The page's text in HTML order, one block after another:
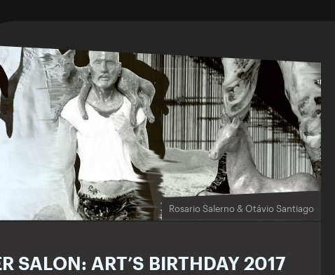
Rosario Salerno & Otávio Santiago
SALON: ART’S BIRTHDAY 2017